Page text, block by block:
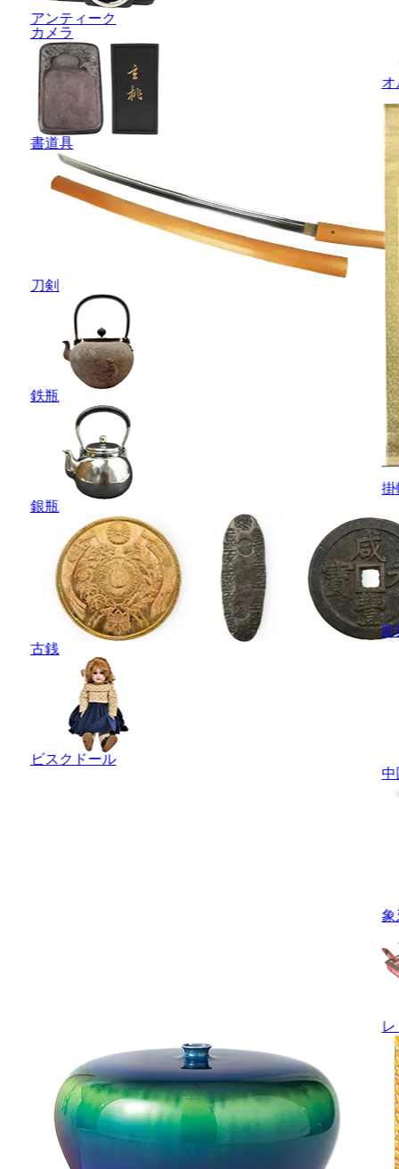
アンティーク
カメラ
書道具
刀剣
鉄瓶
銀瓶
古銭
ビスクドール
オ
掛
彫
中
象